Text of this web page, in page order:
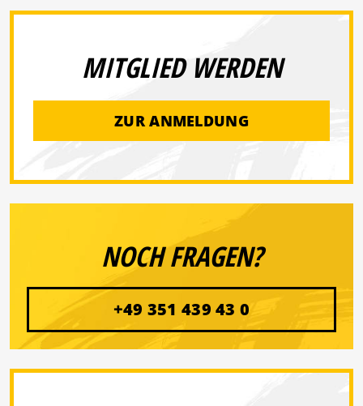
MITGLIED WERDEN
ZUR ANMELDUNG
NOCH FRAGEN?
+49 351 439 43 0